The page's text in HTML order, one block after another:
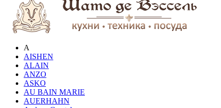
A
AISHEN
ALAIN
ANZO
ASKO
AU BAIN MARIE
AUERHAHN